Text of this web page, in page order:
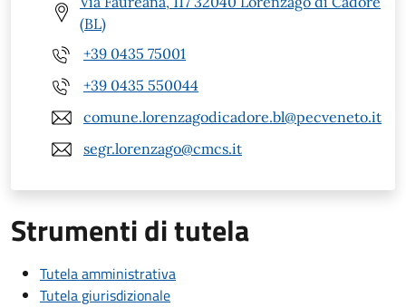
(BL)
+39 0435 75001
+39 0435 550044
comune.lorenzagodicadore.bl@pecveneto.it
segr.lorenzago@cmcs.it
Strumenti di tutela
Tutela amministrativa
Tutela giurisdizionale